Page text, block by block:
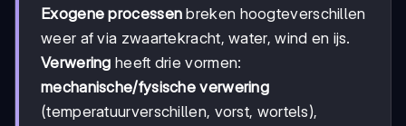
Exogene processen breken hoogteverschillen
weer af via zwaartekracht, water, wind en ijs.
Verwering heeft drie vormen:
mechanische/fysische verwering
(temperatuurverschillen, vorst, wortels),